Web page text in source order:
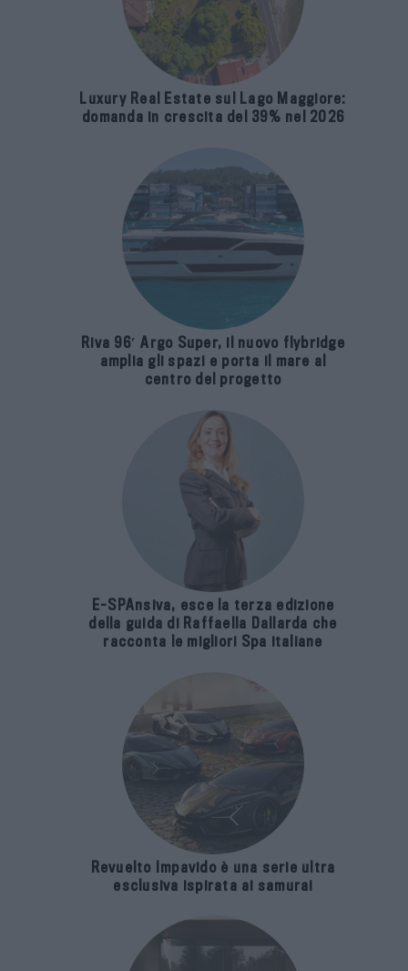
Luxury Real Estate sul Lago Maggiore:
domanda in crescita del 39% nel 2026
Riva 96′ Argo Super, il nuovo flybridge
amplia gli spazi e porta il mare al
centro del progetto
E-SPAnsiva, esce la terza edizione
della guida di Raffaella Dallarda che
racconta le migliori Spa italiane
Revuelto Impavido è una serie ultra
esclusiva ispirata ai samurai